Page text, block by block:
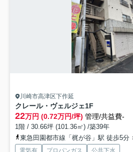
川崎市高津区下作延
クレール・ヴェルジェ1F
22万円 (0.72万円/坪) 管理/共益費-
1階 / 30.66坪 (101.36㎡) /築39年
東急田園都市線「梶が谷」駅 徒歩5分
電気有 プロパンガス 公共下水